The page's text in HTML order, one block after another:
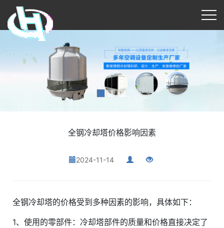
全钢冷却塔价格影响因素
2024-11-14
全钢冷却塔的价格受到多种因素的影响，具体如下：
1、使用的零部件：冷却塔部件的质量和价格直接决定了